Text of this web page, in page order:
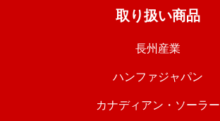
取り扱い商品
長州産業
ハンファジャパン
カナディアン・ソーラー